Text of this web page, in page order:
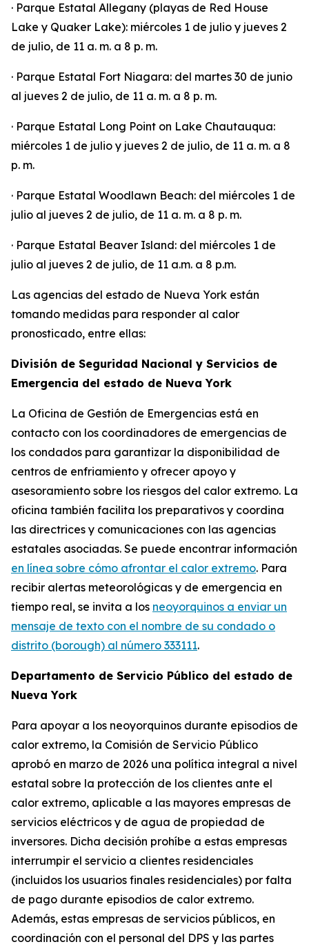
· Parque Estatal Allegany (playas de Red House
Lake y Quaker Lake): miércoles 1 de julio y jueves 2
de julio, de 11 a. m. a 8 p. m.
· Parque Estatal Fort Niagara: del martes 30 de junio
al jueves 2 de julio, de 11 a. m. a 8 p. m.
· Parque Estatal Long Point on Lake Chautauqua:
miércoles 1 de julio y jueves 2 de julio, de 11 a. m. a 8
p. m.
· Parque Estatal Woodlawn Beach: del miércoles 1 de
julio al jueves 2 de julio, de 11 a. m. a 8 p. m.
· Parque Estatal Beaver Island: del miércoles 1 de
julio al jueves 2 de julio, de 11 a.m. a 8 p.m.
Las agencias del estado de Nueva York están
tomando medidas para responder al calor
pronosticado, entre ellas:
División de Seguridad Nacional y Servicios de
Emergencia del estado de Nueva York
La Oficina de Gestión de Emergencias está en
contacto con los coordinadores de emergencias de
los condados para garantizar la disponibilidad de
centros de enfriamiento y ofrecer apoyo y
asesoramiento sobre los riesgos del calor extremo. La
oficina también facilita los preparativos y coordina
las directrices y comunicaciones con las agencias
estatales asociadas. Se puede encontrar información
en línea sobre cómo afrontar el calor extremo. Para
recibir alertas meteorológicas y de emergencia en
tiempo real, se invita a los neoyorquinos a enviar un
mensaje de texto con el nombre de su condado o
distrito (borough) al número 333111.
Departamento de Servicio Público del estado de
Nueva York
Para apoyar a los neoyorquinos durante episodios de
calor extremo, la Comisión de Servicio Público
aprobó en marzo de 2026 una política integral a nivel
estatal sobre la protección de los clientes ante el
calor extremo, aplicable a las mayores empresas de
servicios eléctricos y de agua de propiedad de
inversores. Dicha decisión prohíbe a estas empresas
interrumpir el servicio a clientes residenciales
(incluidos los usuarios finales residenciales) por falta
de pago durante episodios de calor extremo.
Además, estas empresas de servicios públicos, en
coordinación con el personal del DPS y las partes